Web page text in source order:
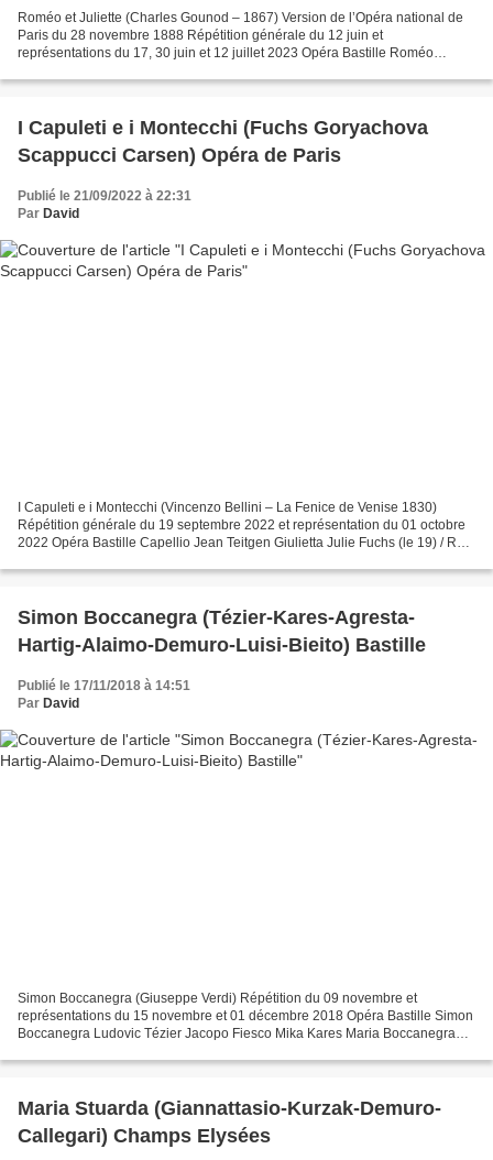
Roméo et Juliette (Charles Gounod – 1867) Version de l’Opéra national de
Paris du 28 novembre 1888 Répétition générale du 12 juin et
représentations du 17, 30 juin et 12 juillet 2023 Opéra Bastille Roméo
I Capuleti e i Montecchi (Fuchs Goryachova
Scappucci Carsen) Opéra de Paris
Publié le 21/09/2022 à 22:31
Par David
I Capuleti e i Montecchi (Vincenzo Bellini – La Fenice de Venise 1830)
Répétition générale du 19 septembre 2022 et représentation du 01 octobre
2022 Opéra Bastille Capellio Jean Teitgen Giulietta Julie Fuchs (le 19) / Ruth
Simon Boccanegra (Tézier-Kares-Agresta-
Hartig-Alaimo-Demuro-Luisi-Bieito) Bastille
Publié le 17/11/2018 à 14:51
Par David
Simon Boccanegra (Giuseppe Verdi) Répétition du 09 novembre et
représentations du 15 novembre et 01 décembre 2018 Opéra Bastille Simon
Boccanegra Ludovic Tézier Jacopo Fiesco Mika Kares Maria Boccanegra
Maria Stuarda (Giannattasio-Kurzak-Demuro-
Callegari) Champs Elysées